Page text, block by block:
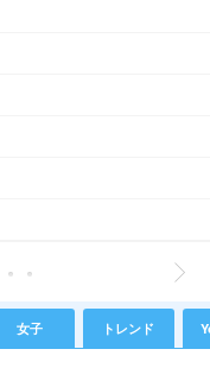
女子 トレンド